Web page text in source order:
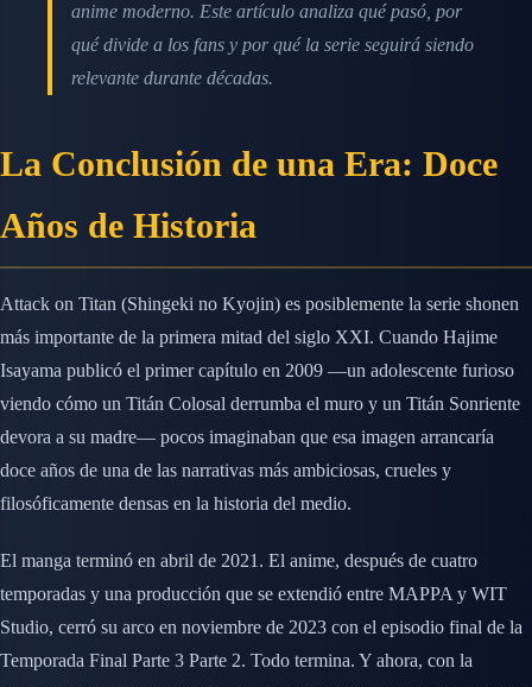
anime moderno. Este artículo analiza qué pasó, por
qué divide a los fans y por qué la serie seguirá siendo
relevante durante décadas.
La Conclusión de una Era: Doce
Años de Historia
Attack on Titan (Shingeki no Kyojin) es posiblemente la serie shonen
más importante de la primera mitad del siglo XXI. Cuando Hajime
Isayama publicó el primer capítulo en 2009 —un adolescente furioso
viendo cómo un Titán Colosal derrumba el muro y un Titán Sonriente
devora a su madre— pocos imaginaban que esa imagen arrancaría
doce años de una de las narrativas más ambiciosas, crueles y
filosóficamente densas en la historia del medio.
El manga terminó en abril de 2021. El anime, después de cuatro
temporadas y una producción que se extendió entre MAPPA y WIT
Studio, cerró su arco en noviembre de 2023 con el episodio final de la
Temporada Final Parte 3 Parte 2. Todo termina. Y ahora, con la